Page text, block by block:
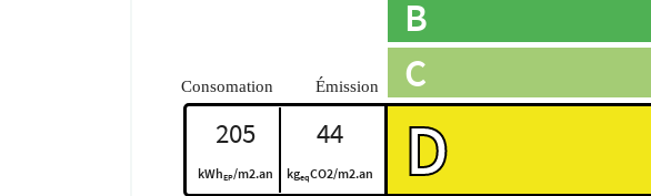
B
C
D
205
kWhEP/m2.an
44
kgeqCO2/m2.an